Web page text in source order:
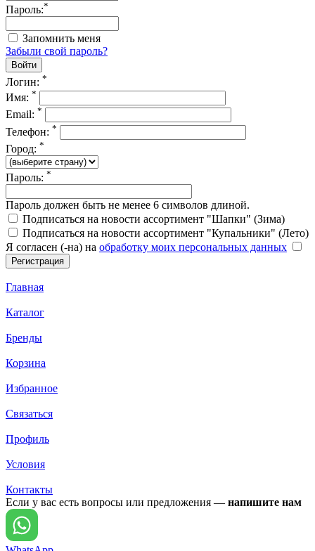
Пароль:*
Запомнить меня
Забыли свой пароль?
Логин: *
Имя: *
Email: *
Телефон: *
Город: *
Пароль: *
Пароль должен быть не менее 6 символов длиной.
Подписаться на новости ассортимент "Шапки" (Зима)
Подписаться на новости ассортимент "Купальники" (Лето)
Я согласен (-на) на обработку моих персональных данных
Главная
Каталог
Бренды
Корзина
Избранное
Связаться
Профиль
Условия
Контакты
Если у вас есть вопросы или предложения — напишите нам